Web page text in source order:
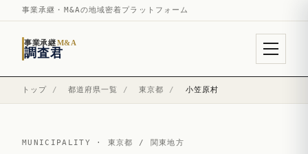
事業承継・M&Aの地域密着プラットフォーム
事業承継M&A
調査君
トップ / 都道府県一覧 / 東京都 / 小笠原村
MUNICIPALITY · 東京都 / 関東地方